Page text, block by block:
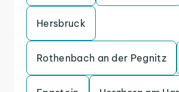
Hersbruck
Rothenbach an der Pegnitz